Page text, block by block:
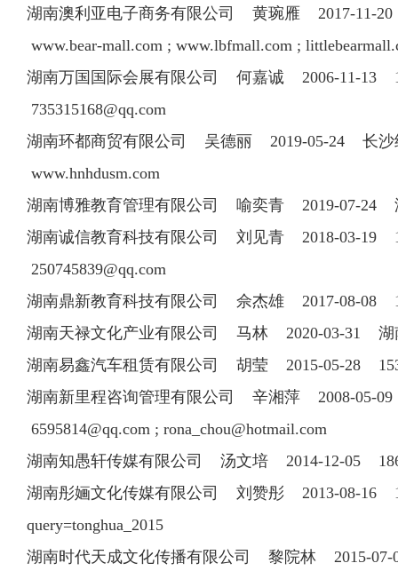
湖南澳利亚电子商务有限公司 黄琬雁 2017-11-20
www.bear-mall.com ; www.lbfmall.com ;
湖南万国国际会展有限公司 何嘉诚 2006-11-13
735315168@qq.com
湖南环都商贸有限公司 吴德丽 2019-05-24 长沙
www.hnhdusm.com
湖南博雅教育管理有限公司 喻奕青 2019-07-24
湖南诚信教育科技有限公司 刘见青 2018-03-19
250745839@qq.com
湖南鼎新教育科技有限公司 佘杰雄 2017-08-08
湖南天禄文化产业有限公司 马林 2020-03-31 湖
湖南易鑫汽车租赁有限公司 胡莹 2015-05-28
湖南新里程咨询管理有限公司 辛湘萍 2008-05-09
6595814@qq.com; rona_chou@hotmail.com
湖南知愚轩传媒有限公司 汤文培 2014-12-05
湖南彤婳文化传媒有限公司 刘赞彤 2013-08-16
query=tonghua_2015
湖南时代天成文化传播有限公司 黎院林 2015-